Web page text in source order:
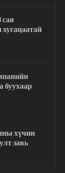
буухаар
хүчин
завь